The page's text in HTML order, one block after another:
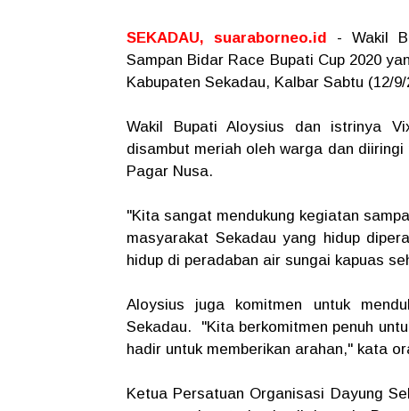
SEKADAU, suaraborneo.id - Wakil
Sampan Bidar Race Bupati Cup 2020
Kabupaten Sekadau, Kalbar Sabtu (12/9/
Wakil Bupati Aloysius dan istrinya
disambut meriah oleh warga dan
Pagar Nusa.
"Kita sangat mendukung kegiatan
masyarakat Sekadau yang hidup
hidup di peradaban air sungai kapuas
Aloysius juga komitmen untuk
Sekadau. "Kita berkomitmen penuh
hadir untuk memberikan arahan," kata
Ketua Persatuan Organisasi Dayung